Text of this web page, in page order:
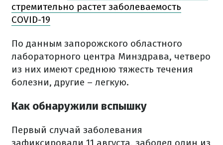
стремительно растет заболеваемость
COVID-19
По данным запорожского областного
лабораторного центра Минздрава, четверо
из них имеют среднюю тяжесть течения
болезни, другие – легкую.
Как обнаружили вспышку
Первый случай заболевания